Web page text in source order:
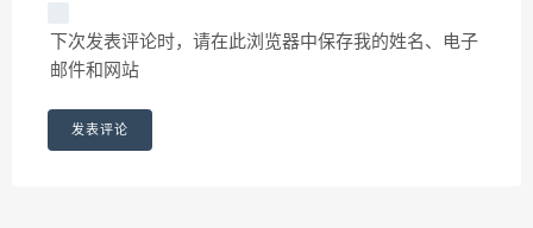
下次发表评论时，请在此浏览器中保存我的姓名、电子
邮件和网站